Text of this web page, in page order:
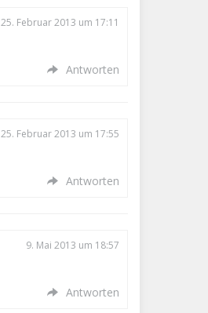
25. Februar 2013 um 17:11
Antworten
25. Februar 2013 um 17:55
Antworten
9. Mai 2013 um 18:57
Antworten